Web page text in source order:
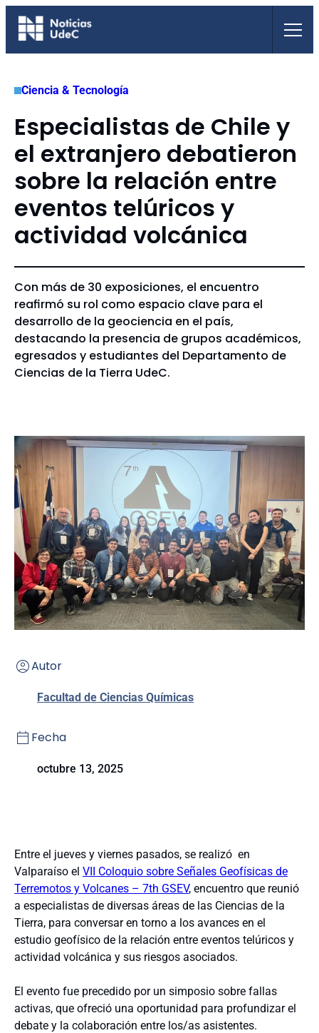
Saltar
Ciencia & Tecnología
Especialistas de Chile y
el extranjero debatieron
sobre la relación entre
eventos telúricos y
actividad volcánica
Con más de 30 exposiciones, el encuentro
reafirmó su rol como espacio clave para el
desarrollo de la geociencia en el país,
destacando la presencia de grupos académicos,
egresados y estudiantes del Departamento de
Ciencias de la Tierra UdeC.
Autor
Facultad de Ciencias Químicas
Fecha
octubre 13, 2025
Entre el jueves y viernes pasados, se realizó en
Valparaíso el VII Coloquio sobre Señales Geofísicas de
Terremotos y Volcanes – 7th GSEV, encuentro que reunió
a especialistas de diversas áreas de las Ciencias de la
Tierra, para conversar en torno a los avances en el
estudio geofísico de la relación entre eventos telúricos y
actividad volcánica y sus riesgos asociados.
El evento fue precedido por un simposio sobre fallas
activas, que ofreció una oportunidad para profundizar el
debate y la colaboración entre los/as asistentes.